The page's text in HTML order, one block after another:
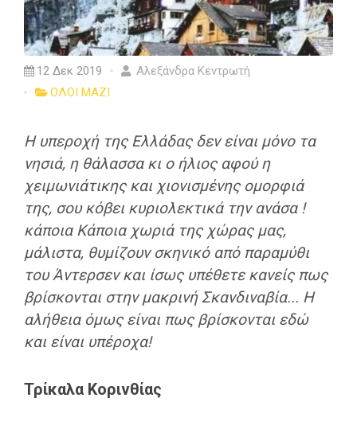
12 Δεκ 2019
Αλεξάνδρα Κεντρωτή
ΟΛΟΙ ΜΑΖΙ
Η υπεροχή της Ελλάδας δεν είναι μόνο τα
νησιά, η θάλασσα κι ο ήλιος αφού η
χειμωνιάτικης και χιονισμένης ομορφιά
της, σου κόβει κυριολεκτικά την ανάσα !
κάποια Κάποια χωριά της χώρας μας,
μάλιστα, θυμίζουν σκηνικό από παραμύθι
του Άντερσεν και ίσως υπέθετε κανείς πως
βρίσκονται στην μακρινή Σκανδιναβία... Η
αλήθεια όμως είναι πως βρίσκονται εδώ
και είναι υπέροχα!
Τρίκαλα Κορινθίας